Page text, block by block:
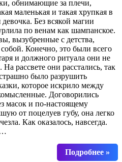
обнимающие за плечи,
маленькая и такая хрупкая в
Без всякой магии
по венам как шампанское.
вызубренные с детства,
Конечно, это были всего
и должного ритуала они не
рассвете они расстались, так
было разрушить
которое искрило между
Договорились
масок и по-настоящему
от поцелуев губу, она легко
Как оказалось, навсегда.